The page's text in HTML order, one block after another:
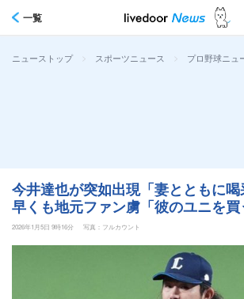
一覧
ニューストップ > スポーツニュース > プロ野球ニュ
今井達也が突如出現「妻とともに
早くも地元ファン虜「彼のユニを買
2026年1月5日 9時16分
写真：フルカウント